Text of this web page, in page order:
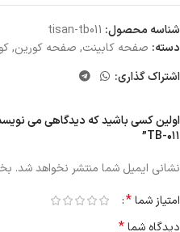
شناسه محصول: tisan-tb011
دسته: صفحه کابینت, صفحه کورین,
اشتراک گذاری:
اولین کسی باشید که دیدگاهی می
TB-۰۱۱”
نشانی ایمیل شما منتشر نخواهد شد.
امتیاز شما*
دیدگاه شما*